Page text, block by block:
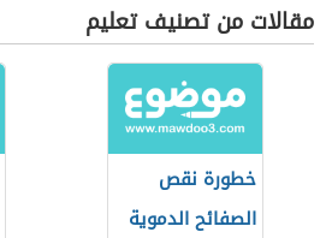
مقالات من تصنيف تعليم
خطورة نقص
الصفائح الدموية